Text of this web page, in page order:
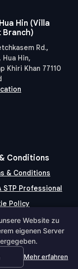
Hin (Villa
Branch)
Rd.,
Hua Hin,
Khiri Khan 77110
Conditions
& Conditions
STP Professional
Policy
Website zu
eigenen Server
Mehr erfahren
​